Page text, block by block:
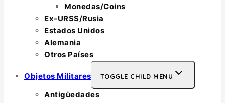
Monedas/Coins
Ex-URSS/Rusia
Estados Unidos
Alemania
Otros Países
Objetos Militares TOGGLE CHILD MENU
Antigüedades